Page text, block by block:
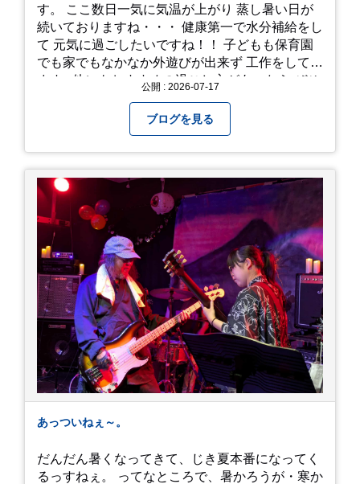
す。 ここ数日一気に気温が上がり 蒸し暑い日が
続いておりますね・・・ 健康第一で水分補給をし
て 元気に過ごしたいですね！！ 子どもも保育園
でも家でもなかなか外遊びが出来ず 工作をしてい
ます♪ 他にもおすすめの過ごし方があったら ぜひ
公開 : 2026-07-17
ブログを見る
あっついねぇ～。
だんだん暑くなってきて、じき夏本番になってく
るっすねぇ。 ってなところで、暑かろうが・寒か